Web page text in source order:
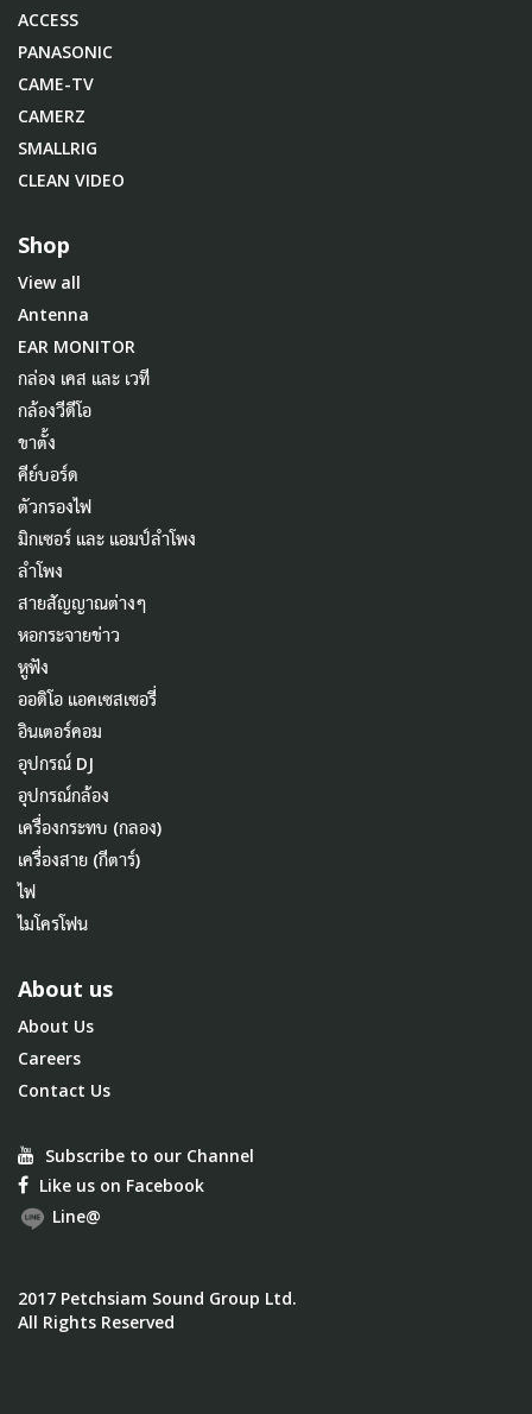
ACCESS
PANASONIC
CAME-TV
CAMERZ
SMALLRIG
CLEAN VIDEO
Shop
View all
Antenna
EAR MONITOR
กล่อง เคส และ เวที
กล้องวีดีโอ
ขาตั้ง
คีย์บอร์ด
ตัวกรองไฟ
มิกเซอร์ และ แอมป์ลำโพง
ลำโพง
สายสัญญาณต่างๆ
หอกระจายข่าว
หูฟัง
ออดิโอ แอคเซสเซอรี่
อินเตอร์คอม
อุปกรณ์ DJ
อุปกรณ์กล้อง
เครื่องกระทบ (กลอง)
เครื่องสาย (กีตาร์)
ไฟ
ไมโครโฟน
About us
About Us
Careers
Contact Us
Subscribe to our Channel
Like us on Facebook
Line@
2017 Petchsiam Sound Group Ltd.
All Rights Reserved